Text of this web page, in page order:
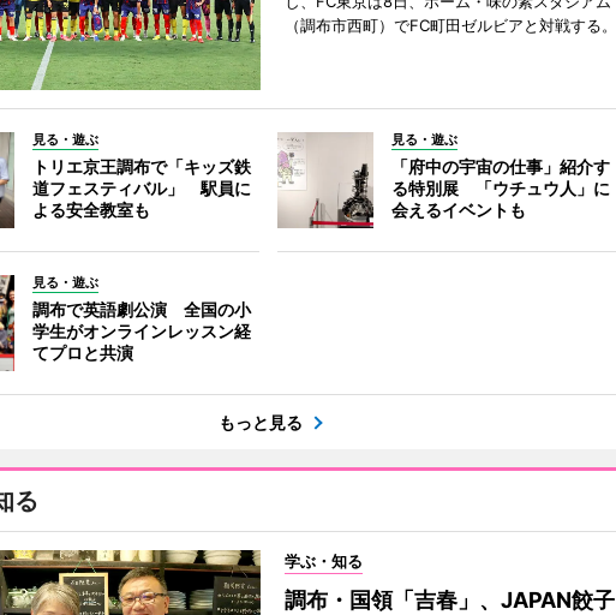
（調布市西町）でFC町田ゼルビアと対戦する。
見る・遊ぶ
トリエ京王調布で「キッズ鉄
道フェスティバル」 駅員に
よる安全教室も
見る・遊ぶ
「府中の宇宙の仕事」紹介す
る特別展 「ウチュウ人」に
会えるイベントも
見る・遊ぶ
調布で英語劇公演 全国の小
学生がオンラインレッスン経
てプロと共演
もっと見る
る
学ぶ・知る
調布・国領「吉春」、JAPAN餃子